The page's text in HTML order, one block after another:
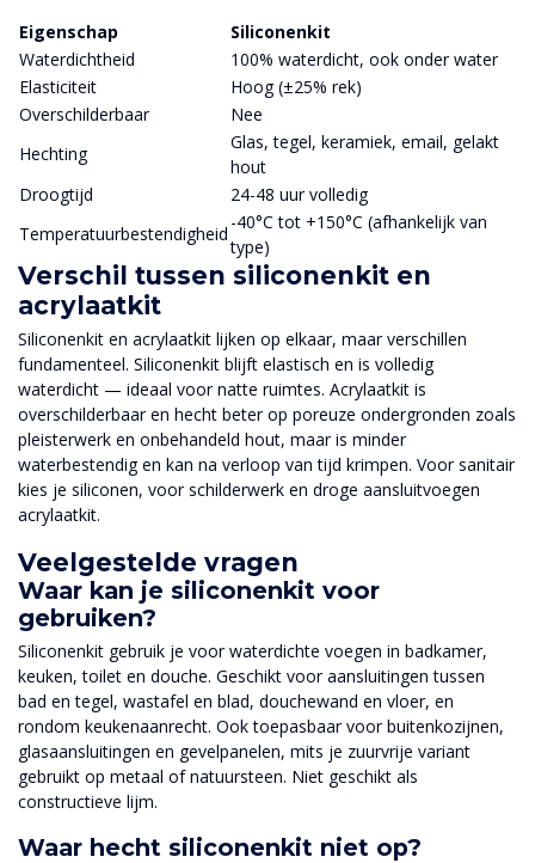
Eigenschap
Siliconenkit
Waterdichtheid
100% waterdicht, ook onder water
Elasticiteit
Hoog (±25% rek)
Overschilderbaar
Nee
Hechting
Glas, tegel, keramiek, email, gelakt
hout
Droogtijd
24-48 uur volledig
Temperatuurbestendigheid
-40°C tot +150°C (afhankelijk van
type)
Verschil tussen siliconenkit en
acrylaatkit
Siliconenkit en acrylaatkit lijken op elkaar, maar verschillen
fundamenteel. Siliconenkit blijft elastisch en is volledig
waterdicht — ideaal voor natte ruimtes. Acrylaatkit is
overschilderbaar en hecht beter op poreuze ondergronden zoals
pleisterwerk en onbehandeld hout, maar is minder
waterbestendig en kan na verloop van tijd krimpen. Voor sanitair
kies je siliconen, voor schilderwerk en droge aansluitvoegen
acrylaatkit.
Veelgestelde vragen
Waar kan je siliconenkit voor
gebruiken?
Siliconenkit gebruik je voor waterdichte voegen in badkamer,
keuken, toilet en douche. Geschikt voor aansluitingen tussen
bad en tegel, wastafel en blad, douchewand en vloer, en
rondom keukenaanrecht. Ook toepasbaar voor buitenkozijnen,
glasaansluitingen en gevelpanelen, mits je zuurvrije variant
gebruikt op metaal of natuursteen. Niet geschikt als
constructieve lijm.
Waar hecht siliconenkit niet op?